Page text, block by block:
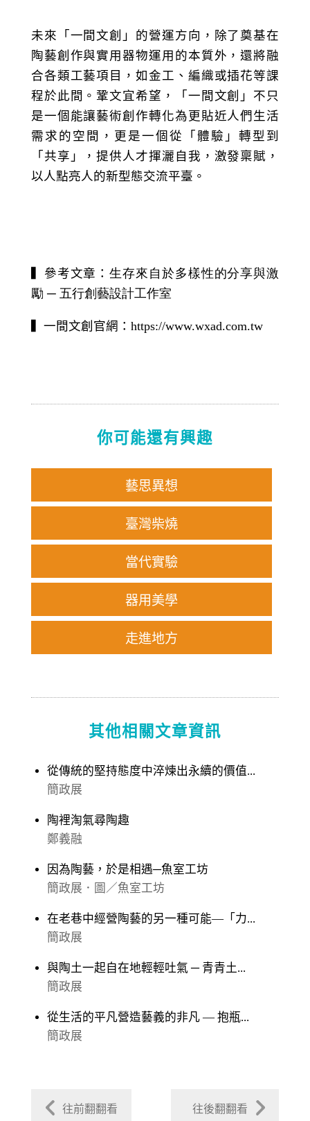
未來「一間文創」的營運方向，除了奠基在
陶藝創作與實用器物運用的本質外，還將融
合各類工藝項目，如金工、編織或插花等課
程於此間。鞏文宜希望，「一間文創」不只
是一個能讓藝術創作轉化為更貼近人們生活
需求的空間，更是一個從「體驗」轉型到
「共享」，提供人才揮灑自我，激發稟賦，
以人點亮人的新型態交流平臺。
參考文章：生存來自於多樣性的分享與激
勵 ─ 五行創藝設計工作室
一間文創官網： https://www.wxad.com.tw
你可能還有興趣
藝思異想
臺灣柴燒
當代實驗
器用美學
走進地方
往前翻翻看 往後翻翻看
其他相關文章資訊
從傳統的堅持態度中淬煉出永續的價值...
簡政展
陶裡淘氣尋陶趣
鄭義融
因為陶藝，於是相遇─魚室工坊
簡政展．圖／魚室工坊
在老巷中經營陶藝的另一種可能—「力...
簡政展
與陶土一起自在地輕輕吐氣 ─ 青青土...
簡政展
從生活的平凡營造藝義的非凡 — 抱瓶...
簡政展